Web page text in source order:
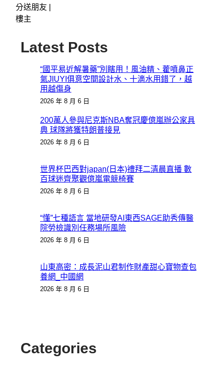
分送朋友 |
樓主
Latest Posts
“國平易近解暑藥”別瞎用！風油精、藿噴鼻正
氣JIUYI俱意空間設計水、十滴水用錯了，越
用越傷身
2026 年 8 月 6 日
200萬人參與尼克斯NBA奪冠慶億嵐辦公家具
典 球隊將獲特朗普接見
2026 年 8 月 6 日
世界杯巴西對japan(日本)禮拜二清晨直播 數
百球迷齊聚觀億嵐電競椅賽
2026 年 8 月 6 日
“懂”七種語言 當地研發AI東西SAGE助秀傳醫
院勞檢識別任務場所風險
2026 年 8 月 6 日
山東高密：成長泥山君制作財產甜心寶物查包
養網_中國網
2026 年 8 月 6 日
Categories